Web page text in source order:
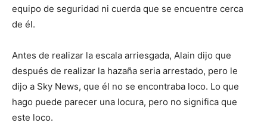
equipo de seguridad ni cuerda que se encuentre cerca
de él.
Antes de realizar la escala arriesgada, Alain dijo que
después de realizar la hazaña seria arrestado, pero le
dijo a Sky News, que él no se encontraba loco. Lo que
hago puede parecer una locura, pero no significa que
este loco.